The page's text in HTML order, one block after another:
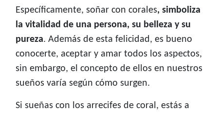
Específicamente, soñar con corales, simboliza
la vitalidad de una persona, su belleza y su
pureza. Además de esta felicidad, es bueno
conocerte, aceptar y amar todos los aspectos,
sin embargo, el concepto de ellos en nuestros
sueños varía según cómo surgen.
Si sueñas con los arrecifes de coral, estás a